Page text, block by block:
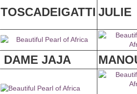
TOSCADEIGATTI JULIE
DAME JAJA